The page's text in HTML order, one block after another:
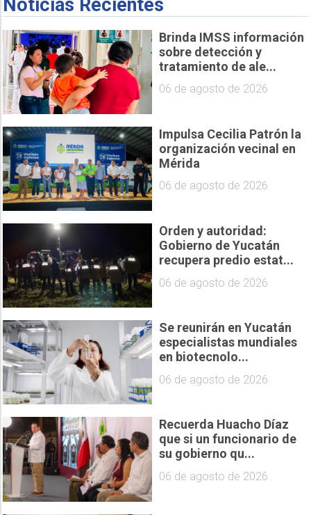
Noticias Recientes
Brinda IMSS información
sobre detección y
tratamiento de ale...
06 de agosto de 2026
Impulsa Cecilia Patrón la
organización vecinal en
Mérida
06 de agosto de 2026
Orden y autoridad:
Gobierno de Yucatán
recupera predio estat...
06 de agosto de 2026
Se reunirán en Yucatán
especialistas mundiales
en biotecnolo...
06 de agosto de 2026
Recuerda Huacho Díaz
que si un funcionario de
su gobierno qu...
06 de agosto de 2026